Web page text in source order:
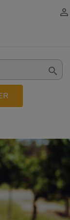

